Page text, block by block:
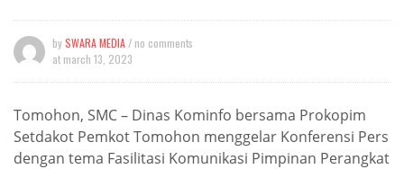
bySWARA MEDIA / no comments
at march 13, 2023
Tomohon, SMC – Dinas Kominfo bersama Prokopim
Setdakot Pemkot Tomohon menggelar Konferensi Pers
dengan tema Fasilitasi Komunikasi Pimpinan Perangkat